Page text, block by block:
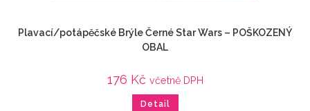
Plavací/potápěčské Brýle Černé Star Wars – POŠKOZENÝ
OBAL
176 Kč včetně DPH
Detail